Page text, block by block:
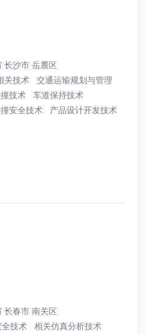
长沙市 岳麓区
关技术 交通运输规划与管理
技术 车道保持技术
安全技术 产品设计开发技术
长春市 南关区
技术 相关仿真分析技术